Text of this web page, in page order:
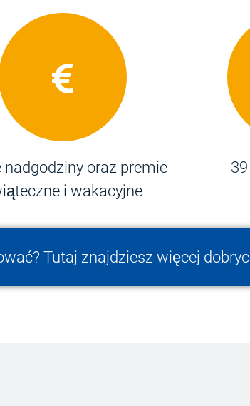
nadgodziny oraz premie
i wakacyjne
Tutaj znajdziesz więcej